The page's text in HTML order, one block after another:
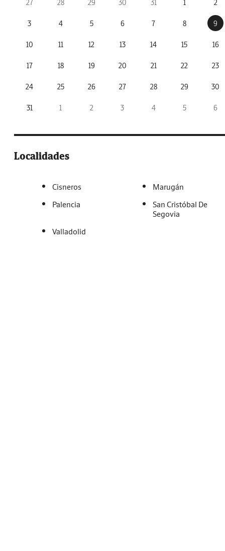
27 28 29 30 31 1 2
3 4 5 6 7 8 9
10 11 12 13 14 15 16
17 18 19 20 21 22 23
24 25 26 27 28 29 30
31 1 2 3 4 5 6
Localidades
Cisneros
Marugán
Palencia
San Cristóbal De
Segovia
Valladolid